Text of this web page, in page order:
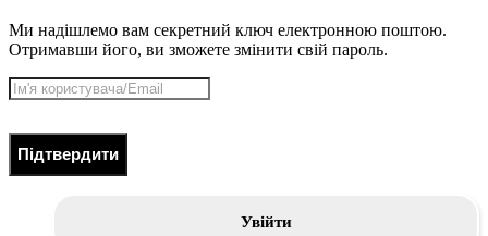
Ми надішлемо вам секретний ключ електронною поштою.
Отримавши його, ви зможете змінити свій пароль.
Підтвердити
Увійти